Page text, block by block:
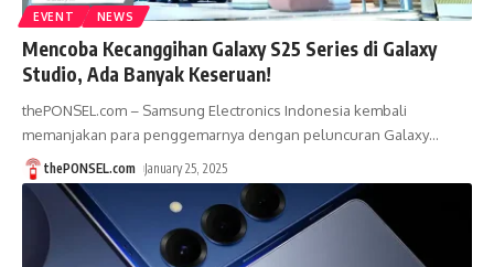
EVENT NEWS
Mencoba Kecanggihan Galaxy S25 Series di Galaxy
Studio, Ada Banyak Keseruan!
thePONSEL.com – Samsung Electronics Indonesia kembali
memanjakan para penggemarnya dengan peluncuran Galaxy…
thePONSEL.com January 25, 2025